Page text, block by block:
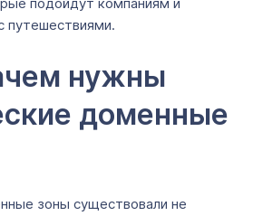
путешествиями.
нужны
доменные
зоны существовали не